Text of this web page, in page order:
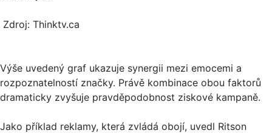
Zdroj: Thinktv.ca
Výše uvedený graf ukazuje synergii mezi emocemi a
rozpoznatelností značky. Právě kombinace obou faktorů
dramaticky zvyšuje pravděpodobnost ziskové kampaně.
Jako příklad reklamy, která zvládá obojí, uvedl Ritson